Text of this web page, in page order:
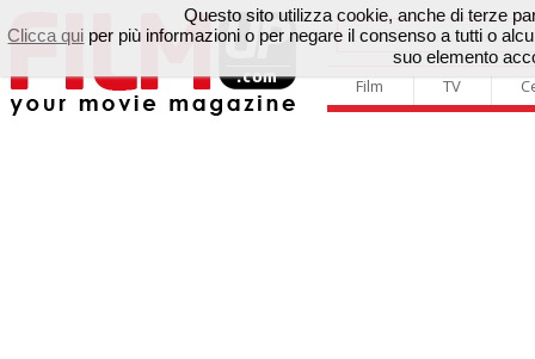
Film TV
Questo sito utilizza cookie, anche di terze
Clicca qui per più informazioni o per negare il consenso a tutti o
suo elemento